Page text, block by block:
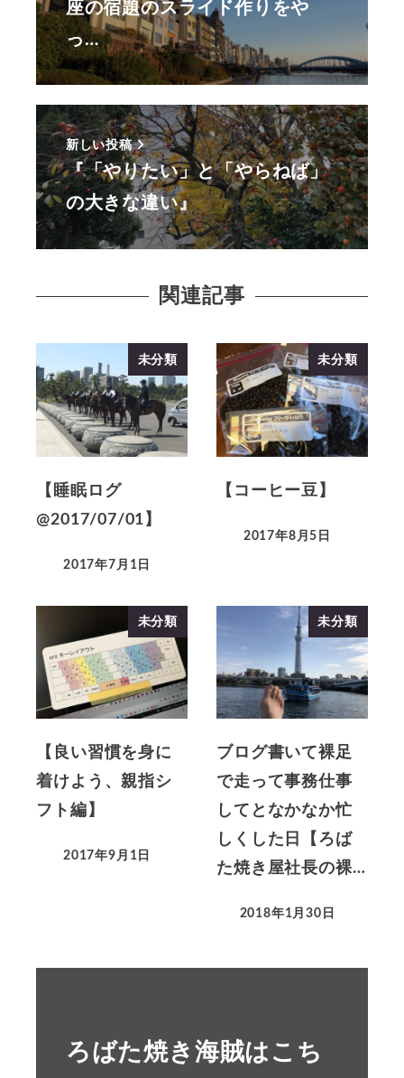
座の宿題のスライド作りをや
っ…
新しい投稿
『「やりたい」と「やらねば」
の大きな違い』
関連記事
未分類
【睡眠ログ
@2017/07/01】
2017年7月1日
未分類
【コーヒー豆】
2017年8月5日
未分類
【良い習慣を身に
着けよう、親指シ
フト編】
2017年9月1日
未分類
ブログ書いて裸足
で走って事務仕事
してとなかなか忙
しくした日【ろば
た焼き屋社長の裸…
2018年1月30日
ろばた焼き海賊はこち